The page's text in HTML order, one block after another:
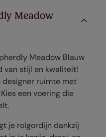
Meadow
Meadow Blauw
van stijl en kwaliteit!
designer ruimte met
een voering die
je rolgordijn dankzij